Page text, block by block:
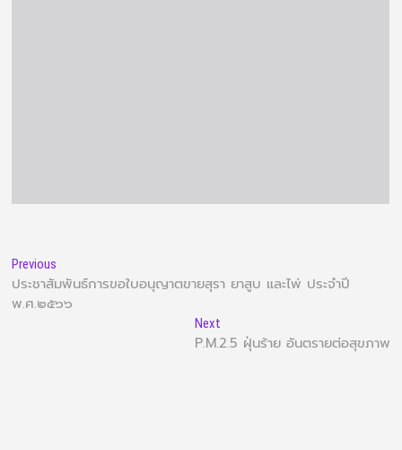
Previous
ประชาสัมพันธ์การขอใบอนุญาตขายสุรา ยาสูบ และไพ่ ประจำปี
พ.ศ.๒๕๖๖
Next
P.M.2.5 ฝุ่นร้าย อันตรายต่อสุขภาพ